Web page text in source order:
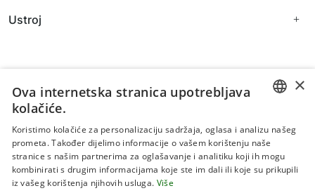
Prijašnji djelatnici
Ustroj
Zavod za biljne znanosti
Zavod za šumarstvo
Zajedničke jedinice za znanstvenu potporu
Stručne službe
Uvjeti korištenja
ENGLISH
×
Ova internetska stranica upotrebljava
kolačiće.
Koristimo kolačiće za personalizaciju sadržaja, oglasa i analizu našeg
prometa. Također dijelimo informacije o vašem korištenju naše
stranice s našim partnerima za oglašavanje i analitiku koji ih mogu
kombinirati s drugim informacijama koje ste im dali ili koje su prikupili
iz vašeg korištenja njihovih usluga. Više